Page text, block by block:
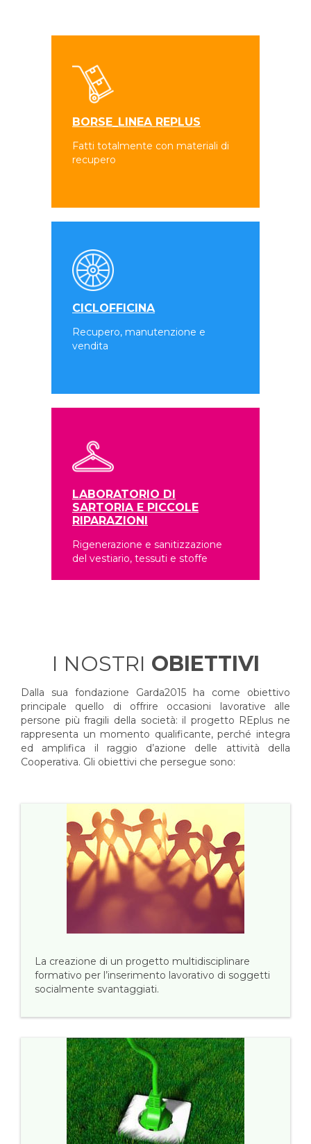
BORSE_LINEA REPLUS
Fatti totalmente con materiali di
recupero
CICLOFFICINA
Recupero, manutenzione e
vendita
LABORATORIO DI
SARTORIA E PICCOLE
RIPARAZIONI
Rigenerazione e sanitizzazione
del vestiario, tessuti e stoffe
I NOSTRI OBIETTIVI
Dalla sua fondazione Garda2015 ha come obiettivo
principale quello di offrire occasioni lavorative alle
persone più fragili della società: il progetto REplus ne
rappresenta un momento qualificante, perché integra
ed amplifica il raggio d’azione delle attività della
Cooperativa. Gli obiettivi che persegue sono:
La creazione di un progetto multidisciplinare
formativo per l’inserimento lavorativo di soggetti
socialmente svantaggiati.